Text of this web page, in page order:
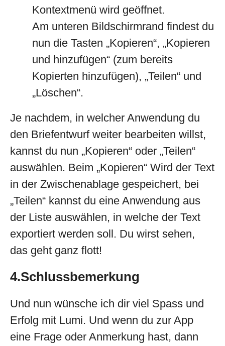
Kontextmenü wird geöffnet.
Am unteren Bildschirmrand findest du
nun die Tasten „Kopieren“, „Kopieren
und hinzufügen“ (zum bereits
Kopierten hinzufügen), „Teilen“ und
„Löschen“.
Je nachdem, in welcher Anwendung du
den Briefentwurf weiter bearbeiten willst,
kannst du nun „Kopieren“ oder „Teilen“
auswählen. Beim „Kopieren“ Wird der Text
in der Zwischenablage gespeichert, bei
„Teilen“ kannst du eine Anwendung aus
der Liste auswählen, in welche der Text
exportiert werden soll. Du wirst sehen,
das geht ganz flott!
4.Schlussbemerkung
Und nun wünsche ich dir viel Spass und
Erfolg mit Lumi. Und wenn du zur App
eine Frage oder Anmerkung hast, dann